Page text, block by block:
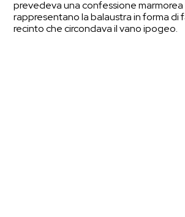
prevedeva una confessione marmorea
rappresentano la balaustra in forma di
recinto che circondava il vano ipogeo.